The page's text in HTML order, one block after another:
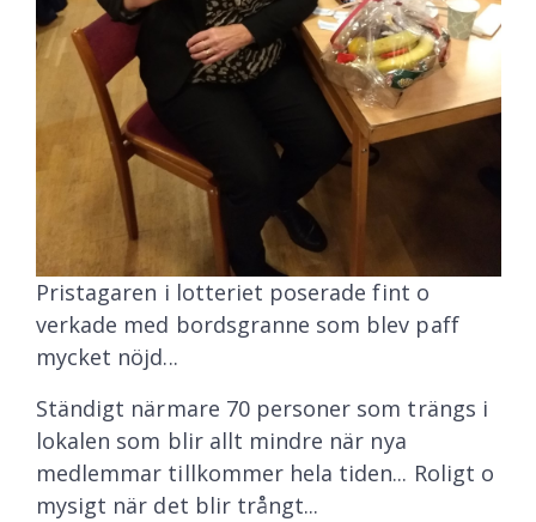
Pristagaren i lotteriet poserade fint o
verkade med bordsgranne som blev paff
mycket nöjd...
Ständigt närmare 70 personer som trängs i
lokalen som blir allt mindre när nya
medlemmar tillkommer hela tiden... Roligt o
mysigt när det blir trångt...